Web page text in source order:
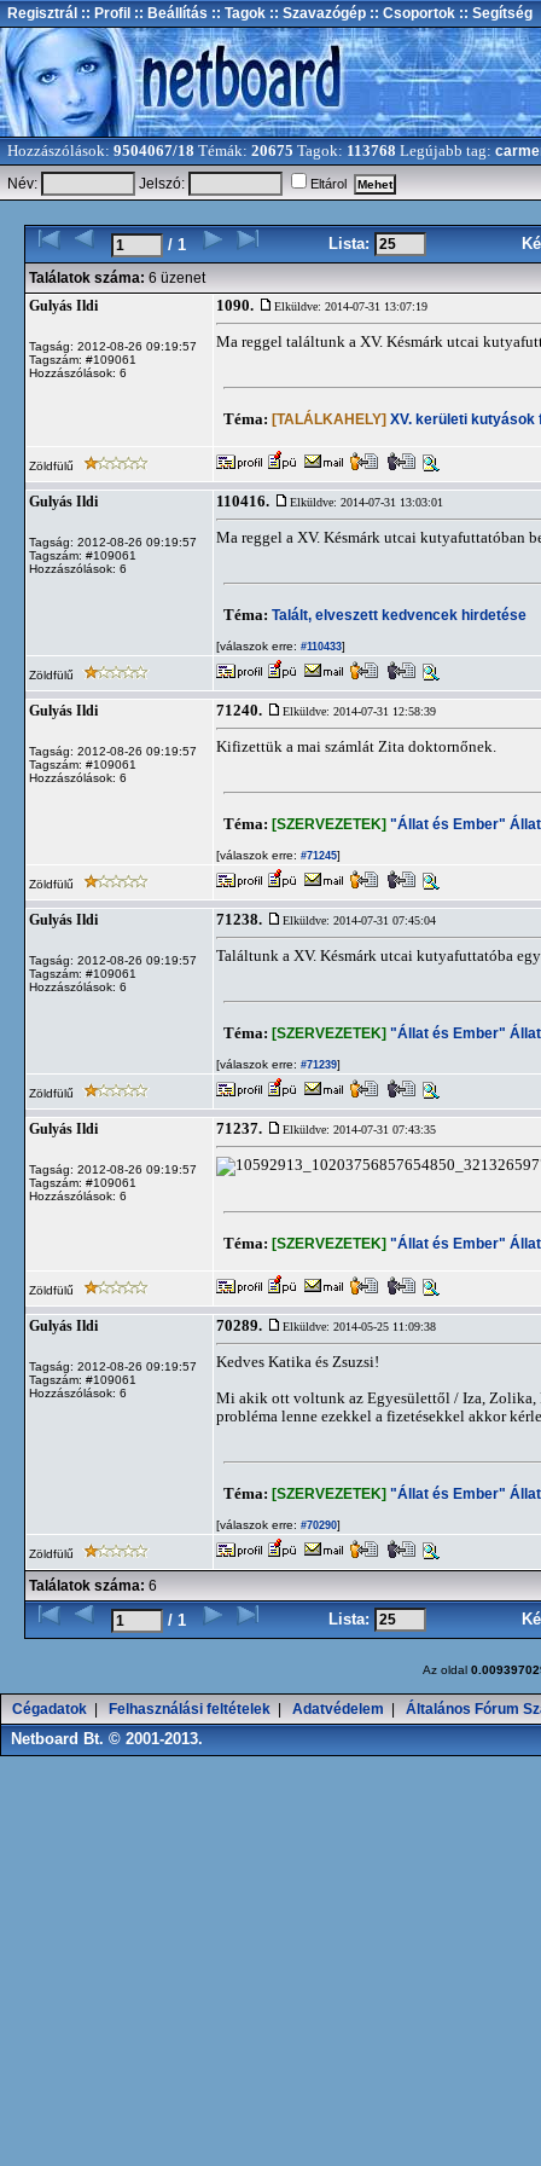
Regisztrál :: Profil :: Beállítás :: Tagok :: Szavazógép :: Csoportok :: Segítség
Hozzászólások: 9504067/18 Témák: 20675 Tagok: 113768 Legújabb tag:
Név:
Jelszó: Eltárol
/ 1 Lista:
Találatok száma: 6 üzenet
Gulyás Ildi
Tagság: 2012-08-26 09:19:57
Tagszám: #109061
Hozzászólások: 6
1090. Elküldve: 2014-07-31 13:07:19
Ma reggel találtunk a XV. Késmárk utcai
Téma: [TALÁLKAHELY] XV. kerületi kutyások
Zöldfülű
Gulyás Ildi
Tagság: 2012-08-26 09:19:57
Tagszám: #109061
Hozzászólások: 6
110416. Elküldve: 2014-07-31 13:03:01
Ma reggel a XV. Késmárk utcai kutyafuttatóban
Téma: Talált, elveszett kedvencek hirdetése
[válaszok erre: #110433]
Zöldfülű
Gulyás Ildi
Tagság: 2012-08-26 09:19:57
Tagszám: #109061
Hozzászólások: 6
71240. Elküldve: 2014-07-31 12:58:39
Kifizettük a mai számlát Zita doktornőnek.
Téma: [SZERVEZETEK] "Állat és Ember"
[válaszok erre: #71245]
Zöldfülű
Gulyás Ildi
Tagság: 2012-08-26 09:19:57
Tagszám: #109061
Hozzászólások: 6
71238. Elküldve: 2014-07-31 07:45:04
Találtunk a XV. Késmárk utcai kutyafuttatóba
Téma: [SZERVEZETEK] "Állat és Ember"
[válaszok erre: #71239]
Zöldfülű
Gulyás Ildi
Tagság: 2012-08-26 09:19:57
Tagszám: #109061
Hozzászólások: 6
71237. Elküldve: 2014-07-31 07:43:35
Téma: [SZERVEZETEK] "Állat és Ember"
Zöldfülű
Gulyás Ildi
Tagság: 2012-08-26 09:19:57
Tagszám: #109061
Hozzászólások: 6
70289. Elküldve: 2014-05-25 11:09:38
Kedves Katika és Zsuzsi!
Mi akik ott voltunk az Egyesülettől / Iza, Zolika,
probléma lenne ezekkel a fizetésekkel akkor
Téma: [SZERVEZETEK] "Állat és Ember"
[válaszok erre: #70290]
Zöldfülű
Találatok száma: 6
/ 1 Lista:
Az oldal
Cégadatok Felhasználási feltételek Adatvédelem Általános Fórum
Netboard Bt. © 2001-2013.